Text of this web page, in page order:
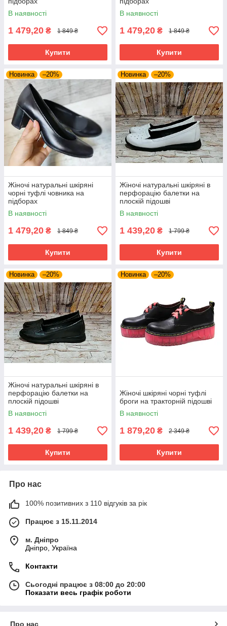
В наявності
1 479,20 ₴ 1 849 ₴
Купити
В наявності
1 479,20 ₴ 1 849 ₴
Купити
Новинка –20%
Жіночі натуральні шкіряні
чорні туфлі човника на
підборах
В наявності
1 479,20 ₴ 1 849 ₴
Купити
Новинка –20%
Жіночі натуральні шкіряні в
перфорацію балетки на
плоскій підошві
В наявності
1 439,20 ₴ 1 799 ₴
Купити
Новинка –20%
Жіночі натуральні шкіряні в
перфорацію балетки на
плоскій підошві
В наявності
1 439,20 ₴ 1 799 ₴
Купити
Новинка –20%
Жіночі шкіряні чорні туфлі
броги на тракторній підошві
В наявності
1 879,20 ₴ 2 349 ₴
Купити
Про нас
100% позитивних з 110 відгуків за рік
Працює з 15.11.2014
м. Дніпро
Дніпро, Україна
Контакти
Сьогодні працює з 08:00 до 20:00
Показати весь графік роботи
Про нас